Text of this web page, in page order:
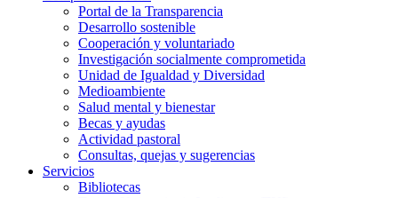
Portal de la Transparencia
Desarrollo sostenible
Cooperación y voluntariado
Investigación socialmente comprometida
Unidad de Igualdad y Diversidad
Medioambiente
Salud mental y bienestar
Becas y ayudas
Actividad pastoral
Consultas, quejas y sugerencias
Servicios
Bibliotecas